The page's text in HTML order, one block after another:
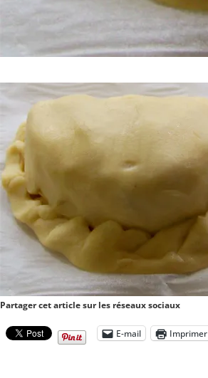
Partager cet article sur les réseaux sociaux
E-mail Imprimer